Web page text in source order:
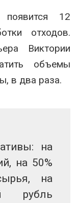
12
отходов.
Виктории
объемы
в два раза.
на
на 50%
на
рубль